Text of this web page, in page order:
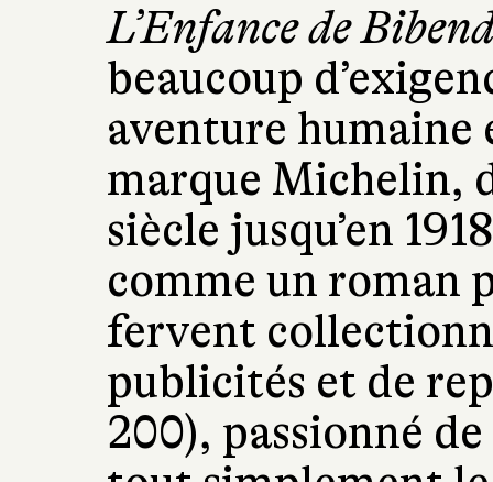
L’Enfance de
beaucoup
aventure
marque Michelin,
siècle jusqu’en
comme un roman
fervent
publicités et de
200), passionné